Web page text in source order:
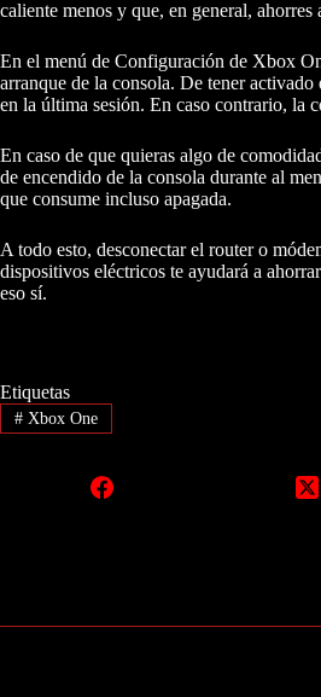
caliente menos y que, en general, ahorres
En el menú de Configuración de Xbox
arranque de la consola. De tener
en la última sesión. En caso contrario, la
En caso de que quieras algo de
de encendido de la consola durante al
que consume incluso apagada.
A todo esto, desconectar el router o
dispositivos eléctricos te ayudará a
eso sí.
Etiquetas
#Xbox One